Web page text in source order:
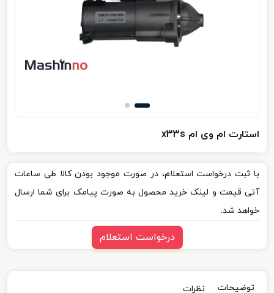
استارت ام وی ام x33s
با ثبت درخواست استعلام، در صورت موجود بودن کالا طی ساعات
آتی قیمت و لینک خرید محصول به صورت پیامک برای شما ارسال
خواهد شد.
درخواست استعلام
توضیحات نظرات